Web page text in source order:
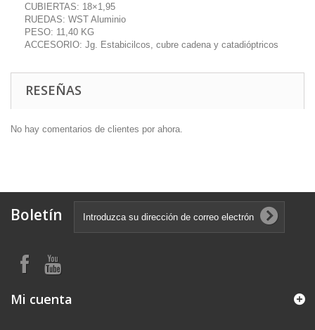
CUBIERTAS: 18×1,95
RUEDAS: WST Aluminio
PESO: 11,40 KG
ACCESORIO: Jg. Estabicilcos, cubre cadena y catadióptricos
RESEÑAS
No hay comentarios de clientes por ahora.
Boletín
Mi cuenta